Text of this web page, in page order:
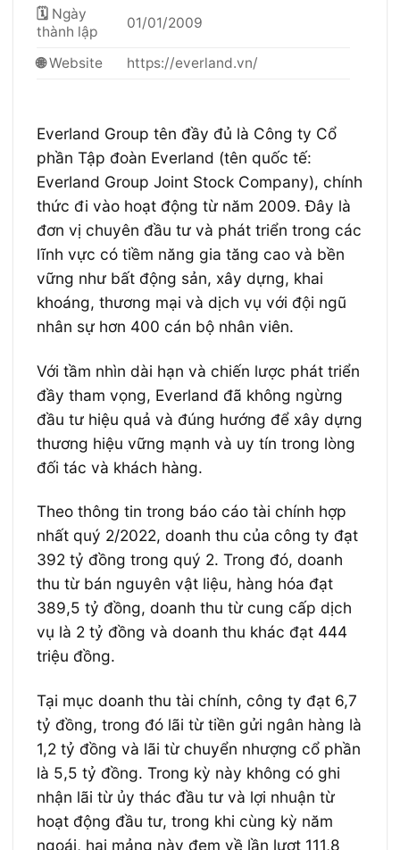
🗓 Ngày
thành lập
01/01/2009
🌐Website https://everland.vn/
Everland Group tên đầy đủ là Công ty Cổ
phần Tập đoàn Everland (tên quốc tế:
Everland Group Joint Stock Company), chính
thức đi vào hoạt động từ năm 2009. Đây là
đơn vị chuyên đầu tư và phát triển trong các
lĩnh vực có tiềm năng gia tăng cao và bền
vững như bất động sản, xây dựng, khai
khoáng, thương mại và dịch vụ với đội ngũ
nhân sự hơn 400 cán bộ nhân viên.
Với tầm nhìn dài hạn và chiến lược phát triển
đầy tham vọng, Everland đã không ngừng
đầu tư hiệu quả và đúng hướng để xây dựng
thương hiệu vững mạnh và uy tín trong lòng
đối tác và khách hàng.
Theo thông tin trong báo cáo tài chính hợp
nhất quý 2/2022, doanh thu của công ty đạt
392 tỷ đồng trong quý 2. Trong đó, doanh
thu từ bán nguyên vật liệu, hàng hóa đạt
389,5 tỷ đồng, doanh thu từ cung cấp dịch
vụ là 2 tỷ đồng và doanh thu khác đạt 444
triệu đồng.
Tại mục doanh thu tài chính, công ty đạt 6,7
tỷ đồng, trong đó lãi từ tiền gửi ngân hàng là
1,2 tỷ đồng và lãi từ chuyển nhượng cổ phần
là 5,5 tỷ đồng. Trong kỳ này không có ghi
nhận lãi từ ủy thác đầu tư và lợi nhuận từ
hoạt động đầu tư, trong khi cùng kỳ năm
ngoái, hai mảng này đem về lần lượt 111,8